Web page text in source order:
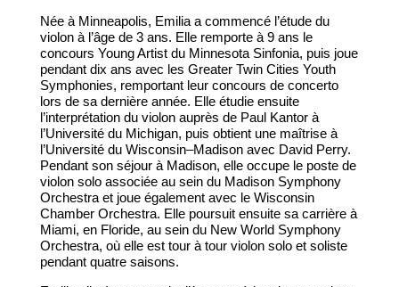
Née à Minneapolis, Emilia a commencé l’étude du
violon à l’âge de 3 ans. Elle remporte à 9 ans le
concours Young Artist du Minnesota Sinfonia, puis joue
pendant dix ans avec les Greater Twin Cities Youth
Symphonies, remportant leur concours de concerto
lors de sa dernière année. Elle étudie ensuite
l’interprétation du violon auprès de Paul Kantor à
l’Université du Michigan, puis obtient une maîtrise à
l’Université du Wisconsin–Madison avec David Perry.
Pendant son séjour à Madison, elle occupe le poste de
violon solo associée au sein du Madison Symphony
Orchestra et joue également avec le Wisconsin
Chamber Orchestra. Elle poursuit ensuite sa carrière à
Miami, en Floride, au sein du New World Symphony
Orchestra, où elle est tour à tour violon solo et soliste
pendant quatre saisons.